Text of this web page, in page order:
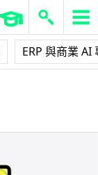
ERP 與商業 AI